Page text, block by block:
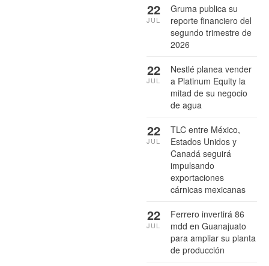
Gruma publica su
reporte financiero del
segundo trimestre de
2026
22
JUL
Nestlé planea vender
a Platinum Equity la
mitad de su negocio
de agua
22
JUL
TLC entre México,
Estados Unidos y
Canadá seguirá
impulsando
exportaciones
cárnicas mexicanas
22
JUL
Ferrero invertirá 86
mdd en Guanajuato
para ampliar su planta
de producción
22
JUL